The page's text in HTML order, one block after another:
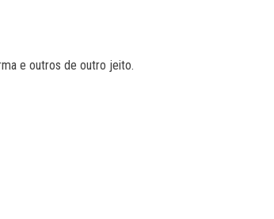
e outros de outro jeito.